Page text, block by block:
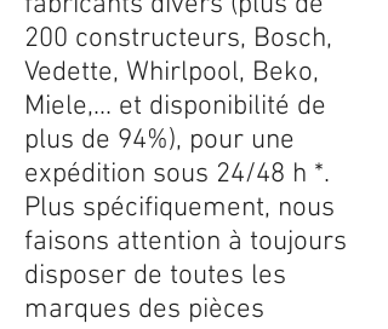
200 constructeurs, Bosch,
Vedette, Whirlpool, Beko,
Miele,... et disponibilité de
plus de 94%), pour une
expédition sous 24/48 h *.
Plus spécifiquement, nous
faisons attention à toujours
disposer de toutes les
marques des pièces